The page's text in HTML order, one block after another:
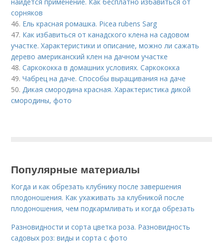
сорняков
46. Ель красная ромашка. Picea rubens Sarg
47. Как избавиться от канадского клена на садовом
участке. Характеристики и описание, можно ли сажать
дерево американский клен на дачном участке
48.Саркококка в домашних условиях. Саркококка
49.Чабрец на даче. Способы выращивания на даче
50.Дикая смородина красная. Характеристика дикой
смородины, фото
Популярные материалы
Когда и как обрезать клубнику после завершения
плодоношения. Как ухаживать за клубникой после
плодоношения, чем подкармливать и когда обрезать
Разновидности и сорта цветка роза. Разновидность
садовых роз: виды и сорта с фото